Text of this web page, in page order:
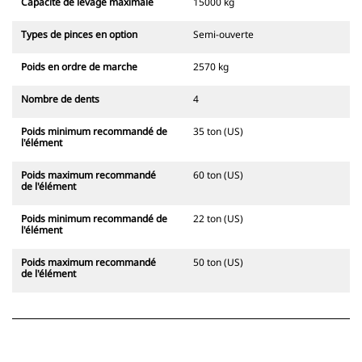
Types de pinces en option Semi-ouverte
Poids en ordre de marche 2570 kg
Nombre de dents 4
Poids minimum recommandé de
l'élément
35 ton (US)
Poids maximum recommandé
de l'élément
60 ton (US)
Poids minimum recommandé de
l'élément
22 ton (US)
Poids maximum recommandé
de l'élément
50 ton (US)